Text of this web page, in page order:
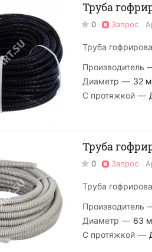
Труба
0 Запрос
Труба
Производитель
Диаметр — 32
С протяжкой —
Труба
0 Запрос
Труба
Производитель
Диаметр — 63
С протяжкой —